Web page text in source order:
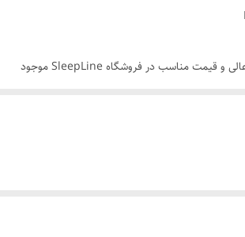
این محصول با کیفیت عالی و قیمت مناسب در فروشگاه SleepLine موجود